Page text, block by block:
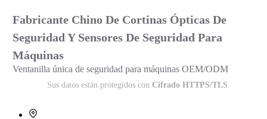
Fabricante Chino De Cortinas Ópticas De
Seguridad Y Sensores De Seguridad Para
Máquinas
Ventanilla única de seguridad para máquinas OEM/ODM
Sus datos están protegidos con Cifrado HTTPS/TLS